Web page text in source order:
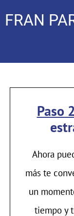
FRAN
Paso 2
Ahora
más te
un
tiempo y